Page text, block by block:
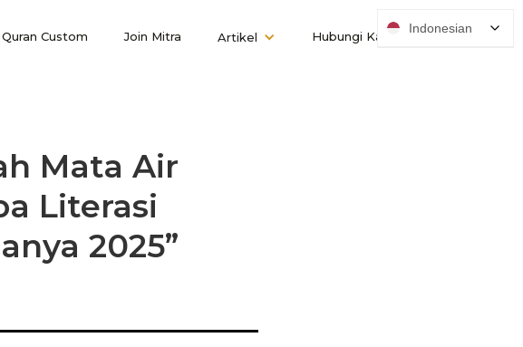
Quran Custom Join Mitra Artikel Hubungi Kami
Mata Air
Literasi
2025”
Indonesian